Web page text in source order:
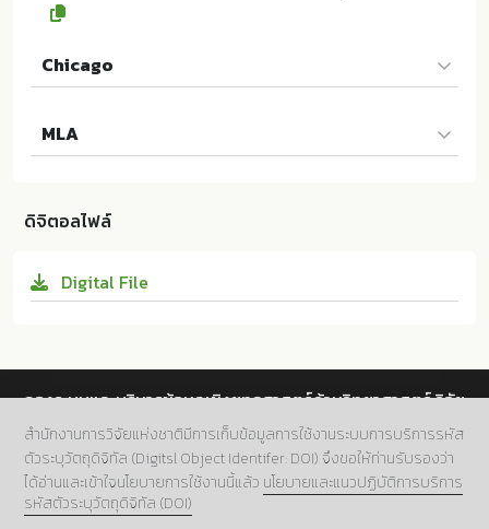
Chicago
Potential of Buriram: An Analysis of Its Cultural an
d Creative Ecosystems". Journal of Urban Culture
MLA
Creative Ecosystems. Faculty of Fine and Applied
6/jucr.2024.27
ดิจิตอลไฟล์
Digital File
กองระบบและบริหารข้อมูลเชิงยุทธศาสตร์ด้านวิทยาศาสตร์ วิจัย
และนวัตกรรม สำนักงานการวิจัยแห่งชาติ (วช.)
ที่อยู่.196 ถนนพหลโยธิน แขวงลาดยาว เขตจตุจักร กทม.
10900
เบอร์โทร.02 5612445 ต่อ 705
สำนักงานการวิจัยแห่งชาติมีการเก็บข้อมูลการใช้งานระบบการบริการรหัส
ตัวระบุวัตถุดิจิทัล (Digitsl Object Identifer: DOI) จึงขอให้ท่านรับรองว่า
ได้อ่านและเข้าใจนโยบายการใช้งานนี้แล้ว นโยบายและแนวปฏิบัติการบริการ
รหัสตัวระบุวัตถุดิจิทัล (DOI)